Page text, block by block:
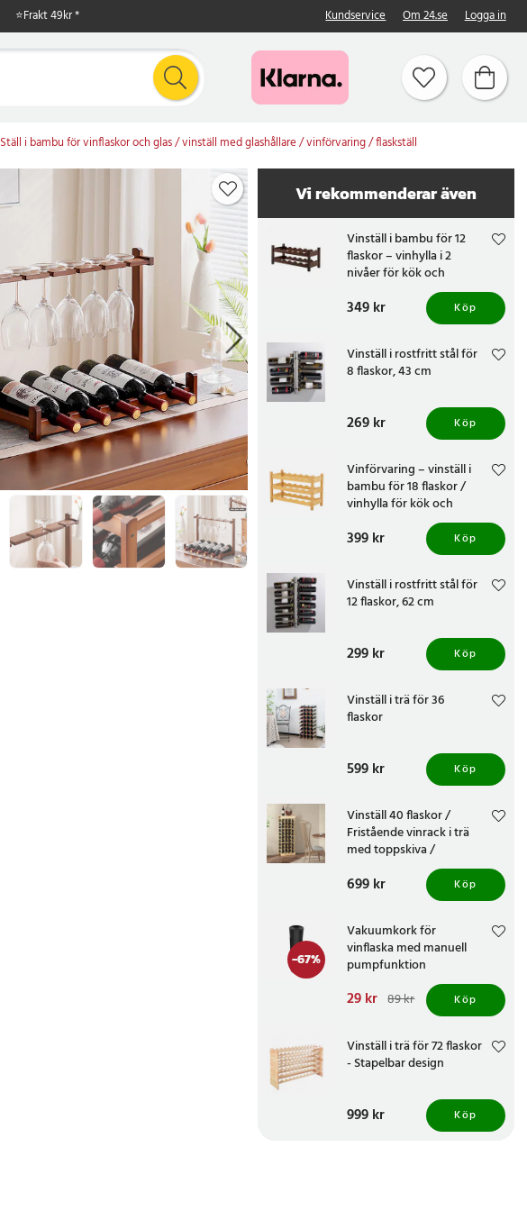
⭐Frakt 49kr * Kundservice Om 24.se Logga in
Ställ i bambu för vinflaskor och glas / vinställ med glashållare / vinförvaring / flaskställ
Vi rekommenderar även
Vinställ i bambu för 12
flaskor – vinhylla i 2
nivåer för kök och
Pris:349 kr
349 kr Köp
Vinställ i rostfritt stål för
8 flaskor, 43 cm
Pris:269 kr
269 kr Köp
Vinförvaring – vinställ i
bambu för 18 flaskor /
vinhylla för kök och
Pris:399 kr
399 kr Köp
Vinställ i rostfritt stål för
12 flaskor, 62 cm
Pris:299 kr
299 kr Köp
Vinställ i trä för 36
flaskor
Pris:599 kr
599 kr Köp
Vinställ 40 flaskor /
Fristående vinrack i trä
med toppskiva /
Pris:699 kr
699 kr Köp
-67%
Vakuumkork för
vinflaska med manuell
pumpfunktion
Nuvarande pris
Tidigare pris 89 kr
29 kr 89 kr Köp
Vinställ i trä för 72 flaskor
- Stapelbar design
Pris:999 kr
999 kr Köp